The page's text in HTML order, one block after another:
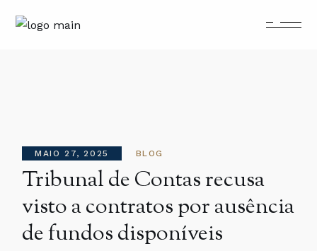
the
MAIO 27, 2025 BLOG
Tribunal de Contas recusa
visto a contratos por ausência
de fundos disponíveis